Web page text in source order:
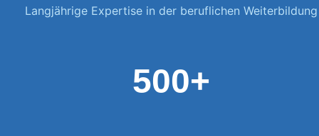
Langjährige Expertise in der beruflichen Weiterbildung
500+